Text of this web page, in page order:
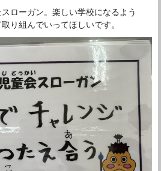
ローガン。楽しい学校になるよう
り組んでいってほしいです。